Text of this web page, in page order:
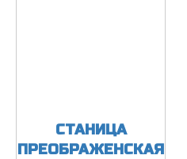
СТАНИЦА
ПРЕОБРАЖЕНСКАЯ